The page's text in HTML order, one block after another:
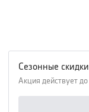
Сезонные
Акция действует до